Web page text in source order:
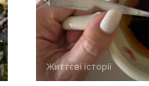
Життєві історії